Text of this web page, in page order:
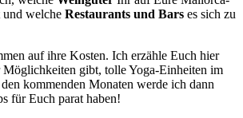
und welche Restaurants und Bars es sich zu
auf ihre Kosten. Ich erzähle Euch hier
Möglichkeiten gibt, tolle Yoga-Einheiten im
kommenden Monaten werde ich dann
für Euch parat haben!